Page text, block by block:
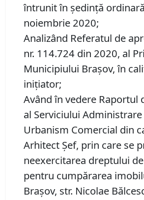
întrunit în ședință
noiembrie 2020;
Analizând Referatul de
nr. 114.724 din 2020, al
Municipiului Braşov, în
inițiator;
Având în vedere Raportul
al Serviciului
Urbanism Comercial din
Arhitect Șef, prin care se
neexercitarea dreptului
pentru cumpărarea
Braşov, str. Nicolae